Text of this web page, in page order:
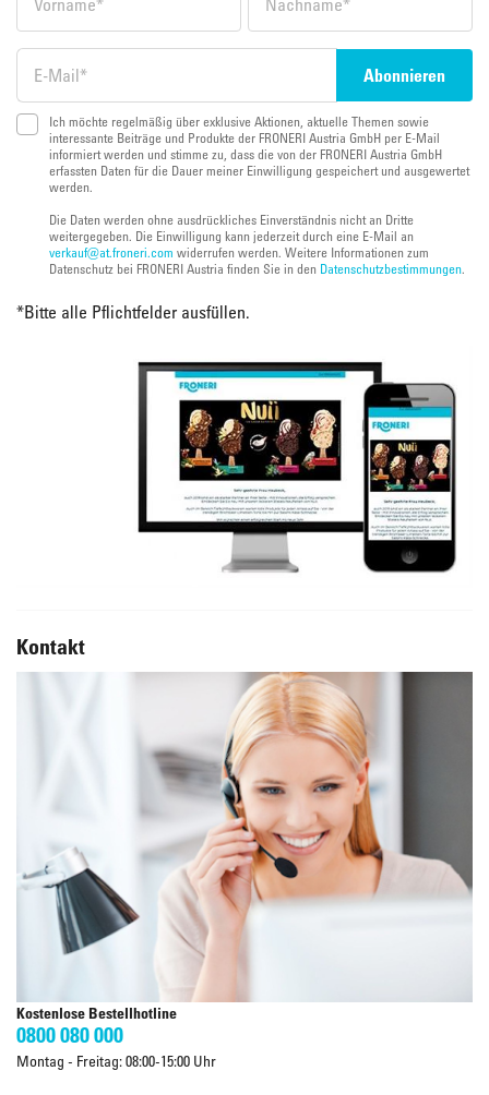
Ich möchte regelmäßig über exklusive Aktionen, aktuelle Themen sowie
interessante Beiträge und Produkte der FRONERI Austria GmbH per E-Mail
informiert werden und stimme zu, dass die von der FRONERI Austria GmbH
erfassten Daten für die Dauer meiner Einwilligung gespeichert und ausgewertet
werden.
Die Daten werden ohne ausdrückliches Einverständnis nicht an Dritte
weitergegeben. Die Einwilligung kann jederzeit durch eine E-Mail an
verkauf@at.froneri.com widerrufen werden. Weitere Informationen zum
Datenschutz bei FRONERI Austria finden Sie in den Datenschutzbestimmungen.
*Bitte alle Pflichtfelder ausfüllen.
Kontakt
Kostenlose Bestellhotline
0800 080 000
Montag - Freitag: 08:00-15:00 Uhr